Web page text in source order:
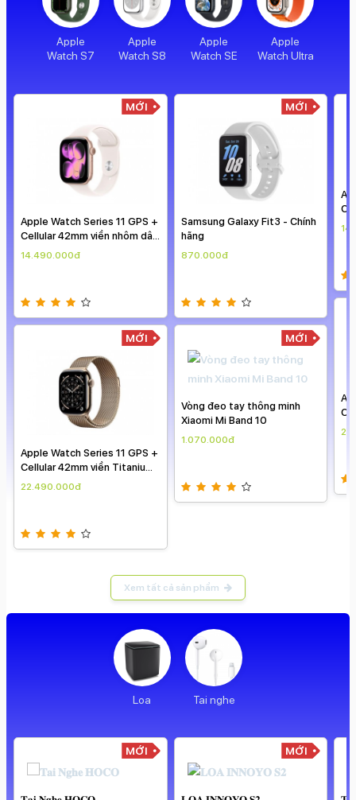
Apple
Watch S7
Apple
Watch S8
Apple
Watch SE
Apple
Watch Ultra
MỚI
Apple Watch Series 11 GPS +
Cellular 42mm viền nhôm dây
thể thao
14.490.000đ
MỚI
Apple Watch Series 11 GPS +
Cellular 42mm viền Titanium
dây Milan
22.490.000đ
MỚI
Samsung Galaxy Fit3 - Chính
hãng
870.000đ
MỚI
Vòng đeo tay thông minh
Xem tất cả sản phẩm